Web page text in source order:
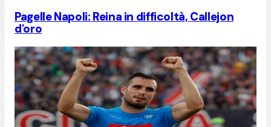
Pagelle Napoli: Reina in difficoltà, Callejon
d'oro